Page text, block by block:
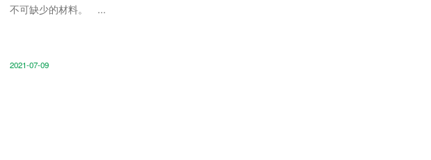
不可缺少的材料。 ...
2021-07-09